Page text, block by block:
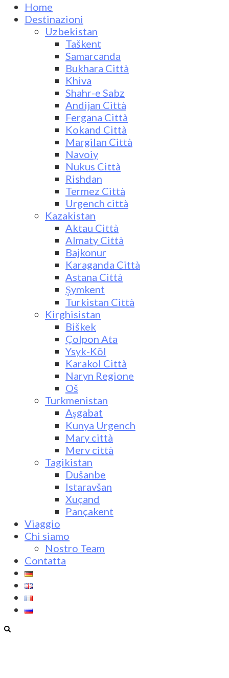
Home
Destinazioni
Uzbekistan
Taškent
Samarcanda
Bukhara Città
Khiva
Shahr-e Sabz
Andijan Città
Fergana Città
Kokand Città
Margilan Città
Navoiy
Nukus Città
Rishdan
Termez Città
Urgench città
Kazakistan
Aktau Città
Almaty Città
Bajkonur
Karaganda Città
Astana Città
Şymkent
Turkistan Città
Kirghisistan
Biškek
Çolpon Ata
Ysyk-Köl
Karakol Città
Naryn Regione
Oš
Turkmenistan
Aşgabat
Kunya Urgench
Mary città
Merv città
Tagikistan
Dušanbe
Istaravšan
Xuçand
Pançakent
Viaggio
Chi siamo
Nostro Team
Contatta